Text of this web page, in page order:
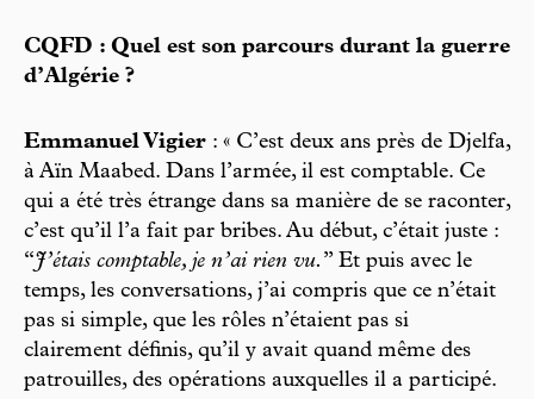
CQFD : Quel est son parcours durant la guerre
d’Algérie ?
Emmanuel Vigier : « C’est deux ans près de Djelfa,
à Aïn Maabed. Dans l’armée, il est comptable. Ce
qui a été très étrange dans sa manière de se raconter,
c’est qu’il l’a fait par bribes. Au début, c’était juste :
“J’étais comptable, je n’ai rien vu. ” Et puis avec le
temps, les conversations, j’ai compris que ce n’était
pas si simple, que les rôles n’étaient pas si
clairement définis, qu’il y avait quand même des
patrouilles, des opérations auxquelles il a participé.